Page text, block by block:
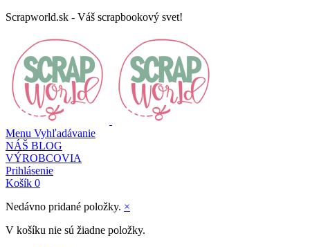
Scrapworld.sk - Váš scrapbookový svet!
Menu Vyhľadávanie
NÁŠ BLOG
VÝROBCOVIA
Prihlásenie
Košík 0
Nedávno pridané položky. ×
V košíku nie sú žiadne položky.